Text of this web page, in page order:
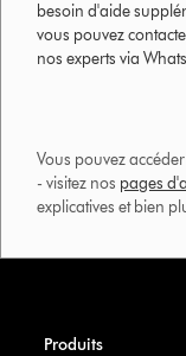
besoin d'aide
vous pouvez
nos experts via
Vous pouvez
- visitez nos pages
explicatives et bien
Produits